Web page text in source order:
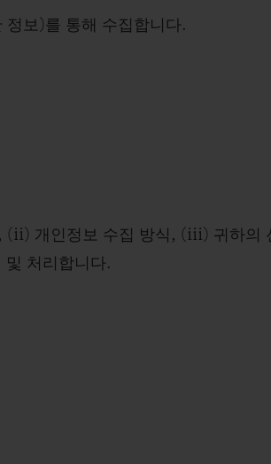
보)를 통해 수집합니다.
개인정보 수집 방식, (iii) 귀하의
및 처리합니다.